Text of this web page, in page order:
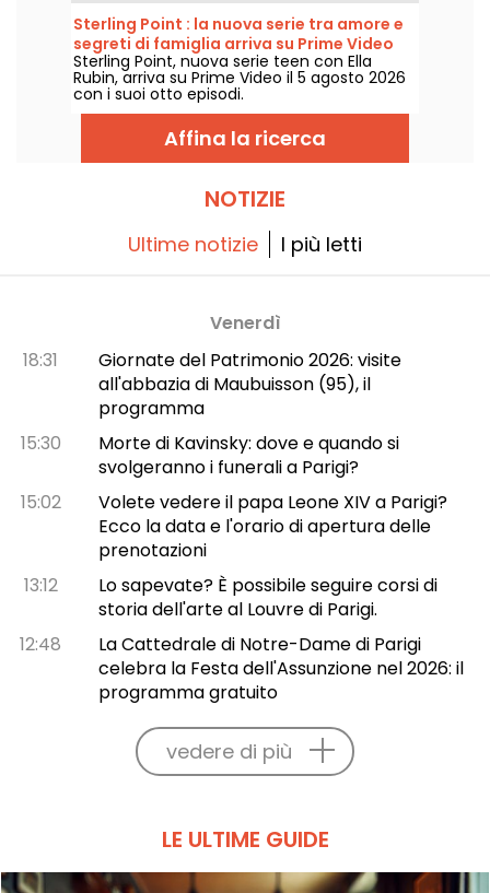
Sterling Point : la nuova serie tra amore e
segreti di famiglia arriva su Prime Video
Sterling Point, nuova serie teen con Ella
Rubin, arriva su Prime Video il 5 agosto 2026
con i suoi otto episodi.
Affina la ricerca
NOTIZIE
Ultime notizie I più letti
Venerdì
18:31
Giornate del Patrimonio 2026: visite
all'abbazia di Maubuisson (95), il
programma
15:30
Morte di Kavinsky: dove e quando si
svolgeranno i funerali a Parigi?
15:02
Volete vedere il papa Leone XIV a Parigi?
Ecco la data e l'orario di apertura delle
prenotazioni
13:12
Lo sapevate? È possibile seguire corsi di
storia dell'arte al Louvre di Parigi.
12:48
La Cattedrale di Notre-Dame di Parigi
celebra la Festa dell'Assunzione nel 2026: il
programma gratuito
vedere di più
LE ULTIME GUIDE